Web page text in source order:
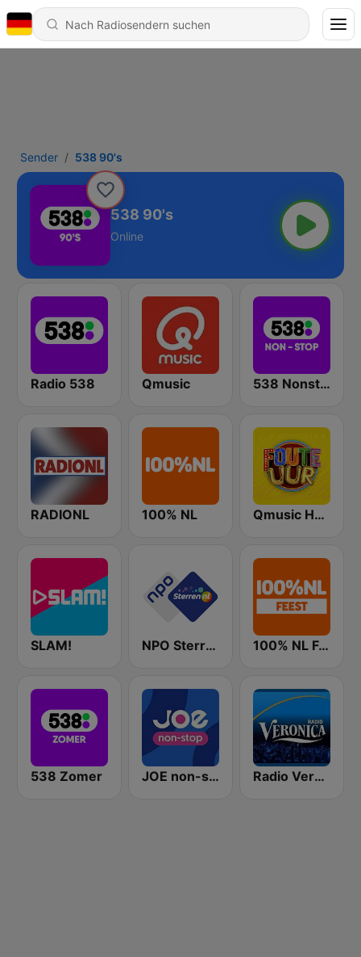
Sender 538 90's
538 90's
Online
Radio 538 Qmusic 538 Nonstop
RADIONL 100% NL Qmusic Het Foute Uur
SLAM! NPO Sterren 100% NL Feest
538 Zomer JOE non-stop Radio Veronica